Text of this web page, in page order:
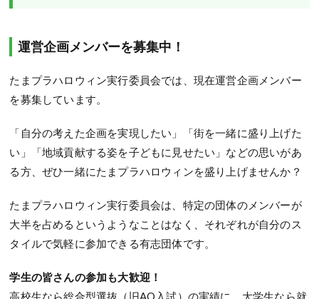
運営企画メンバーを募集中！
たまプラハロウィン実行委員会では、現在運営企画メンバー
を募集しています。
「自分の考えた企画を実現したい」「街を一緒に盛り上げた
い」「地域貢献する姿を子どもに見せたい」などの思いがあ
る方、ぜひ一緒にたまプラハロウィンを盛り上げませんか？
たまプラハロウィン実行委員会は、特定の団体のメンバーが
大半を占めるというようなことはなく、それぞれが自分のス
タイルで気軽に参加できる有志団体です。
学生の皆さんの参加も大歓迎！
高校生なら総合型選抜（旧AO入試）の実績に、大学生なら就